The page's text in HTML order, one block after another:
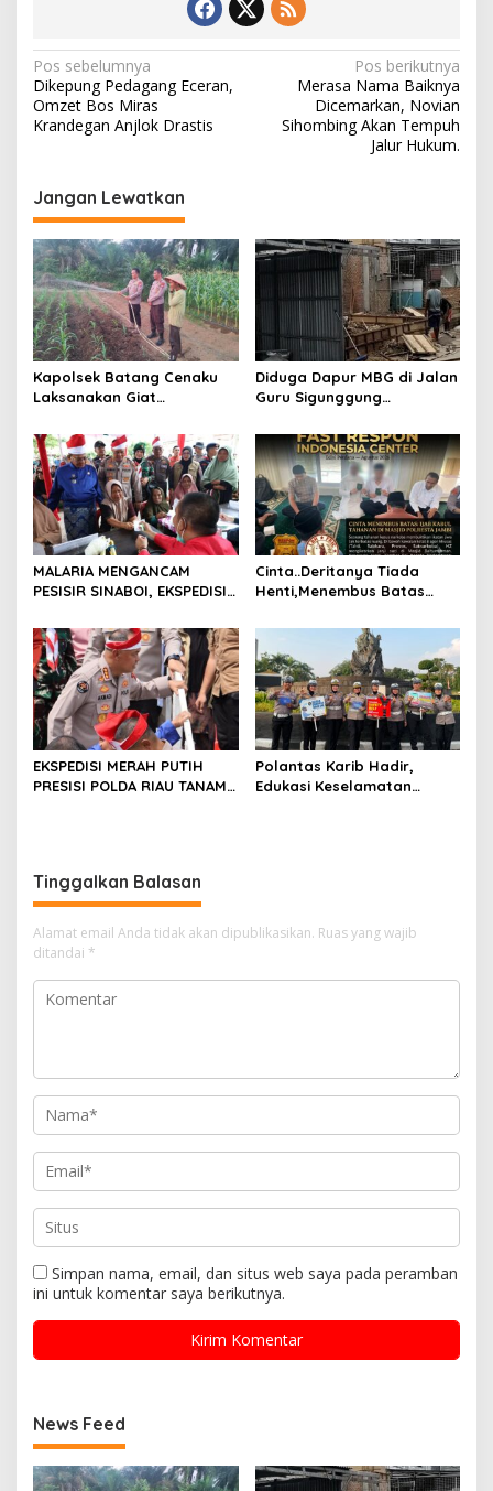
N
a
v
g
a
s
i
p
o
s
Pos sebelumnya
Dikepung Pedagang Eceran,
Omzet Bos Miras
Krandegan Anjlok Drastis
Pos berikutnya
Merasa Nama Baiknya
Dicemarkan, Novian
Sihombing Akan Tempuh
Jalur Hukum.
Jangan Lewatkan
Kapolsek Batang Cenaku
Laksanakan Giat
dan Pengecekan Jagung
Pipil di Desa Aur Cina.
Diduga Dapur MBG di Jalan
Guru Sigunggung
SOP, Selain itu Warga
Keluhkan Bau Limbah yang
Menyengat.
MALARIA MENGANCAM
PESISIR SINABOI, EKSPEDISI
RIAU HADIR DENGAN
PELAYANAN KESEHATAN
GRATIS
Cinta..Deritanya Tiada
Henti,Menembus Batas
EKSPEDISI MERAH PUTIH
PRESISI POLDA RIAU TANAM
SINABOI
Polantas Karib Hadir,
Edukasi Keselamatan
Tinggalkan Balasan
Alamat email Anda tidak akan dipublikasikan. Ruas yang wajib
ditandai *
Simpan nama, email, dan situs web saya pada peramban
ini untuk komentar saya berikutnya.
News Feed